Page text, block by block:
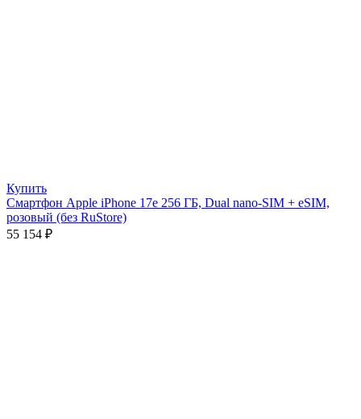
Купить
Смартфон Apple iPhone 17e 256 ГБ, Dual nano-SIM + eSIM,
розовый (без RuStore)
55 154 ₽